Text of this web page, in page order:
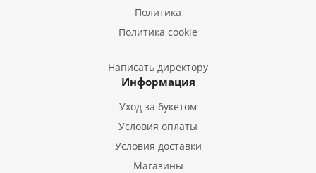
Букеты из Эустом
Букеты из Гладиолусов
Букеты из Тюльпанов
Политика
Политика cookie
Написать директору
Информация
Уход за букетом
Условия оплаты
Условия доставки
Магазины